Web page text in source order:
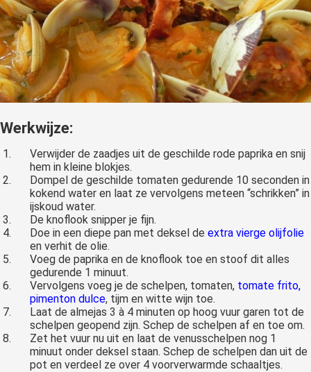
Werkwijze:
Verwijder de zaadjes uit de geschilde rode paprika en snij
hem in kleine blokjes.
Dompel de geschilde tomaten gedurende 10 seconden in
kokend water en laat ze vervolgens meteen “schrikken” in
ijskoud water.
De knoflook snipper je fijn.
Doe in een diepe pan met deksel deextra vierge olijfolie
en verhit de olie.
Voeg de paprika en de knoflook toe en stoof dit alles
gedurende 1 minuut.
Vervolgens voeg je de schelpen, tomaten, tomate frito,
pimenton dulce, tijm en witte wijn toe.
Laat de almejas 3 à 4 minuten op hoog vuur garen tot de
schelpen geopend zijn. Schep de schelpen af en toe om.
Zet het vuur nu uit en laat de venusschelpen nog 1
minuut onder deksel staan. Schep de schelpen dan uit de
pot en verdeel ze over 4 voorverwarmde schaaltjes.